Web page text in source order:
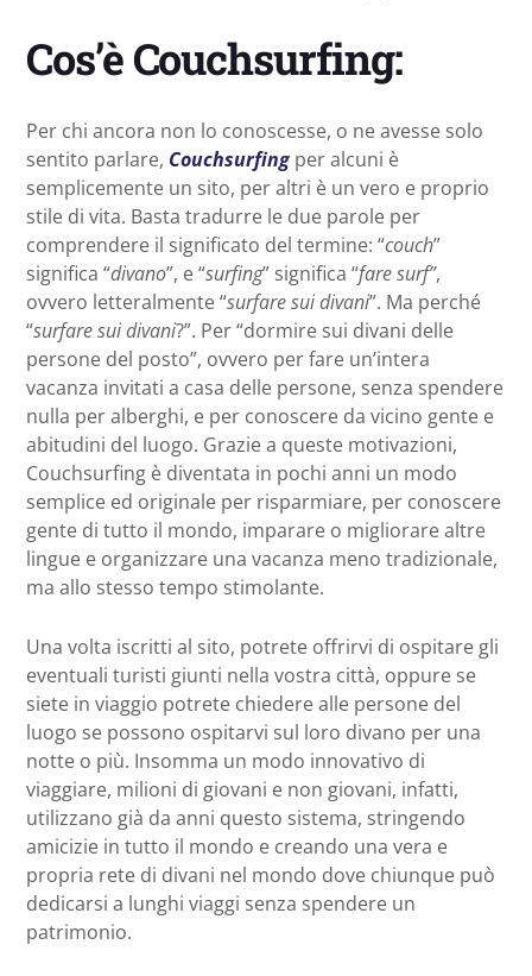
Cos’è Couchsurfing:
Per chi ancora non lo conoscesse, o ne avesse solo
sentito parlare, Couchsurfingper alcuni è
semplicemente un sito, per altri è un vero e proprio
stile di vita. Basta tradurre le due parole per
comprendere il significato del termine: “couch”
significa “divano”, e “surfing” significa “fare surf”,
ovvero letteralmente “surfare sui divani”. Ma perché
“surfare sui divani?”. Per “dormire sui divani delle
persone del posto”, ovvero per fare un’intera
vacanza invitati a casa delle persone, senza spendere
nulla per alberghi, e per conoscere da vicino gente e
abitudini del luogo. Grazie a queste motivazioni,
Couchsurfing è diventata in pochi anni un modo
semplice ed originale per risparmiare, per conoscere
gente di tutto il mondo, imparare o migliorare altre
lingue e organizzare una vacanza meno tradizionale,
ma allo stesso tempo stimolante.
Una volta iscritti al sito, potrete offrirvi di ospitare gli
eventuali turisti giunti nella vostra città, oppure se
siete in viaggio potrete chiedere alle persone del
luogo se possono ospitarvi sul loro divano per una
notte o più. Insomma un modo innovativo di
viaggiare, milioni di giovani e non giovani, infatti,
utilizzano già da anni questo sistema, stringendo
amicizie in tutto il mondo e creando una vera e
propria rete di divani nel mondo dove chiunque può
dedicarsi a lunghi viaggi senza spendere un
patrimonio.